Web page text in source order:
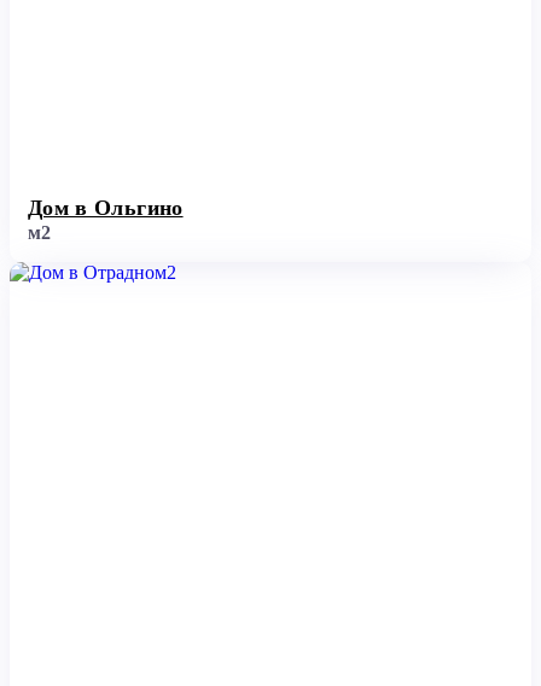
Дом в Ольгино
м2